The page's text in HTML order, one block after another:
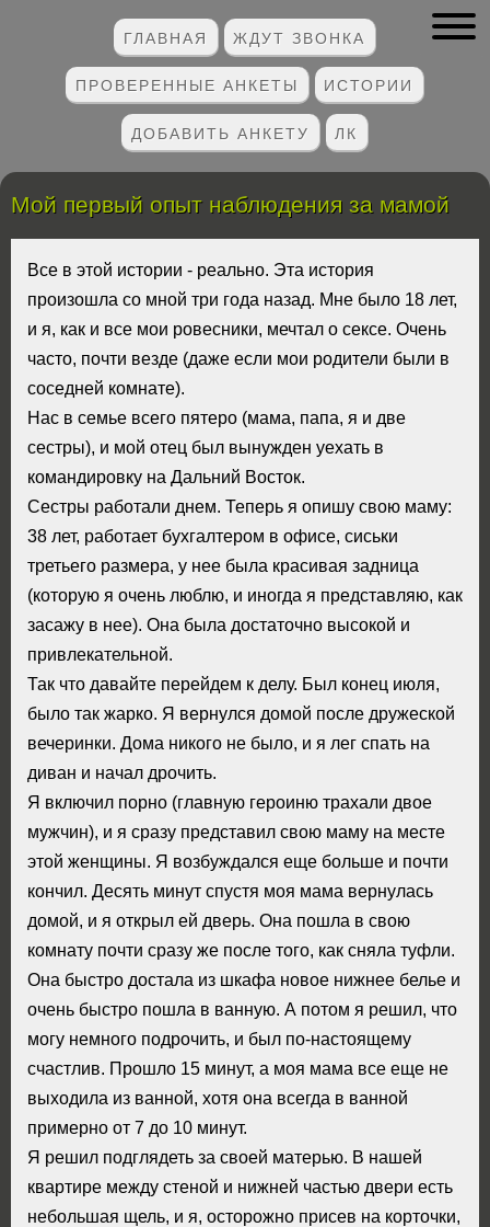
ГЛАВНАЯ ЖДУТ ЗВОНКА
ПРОВЕРЕННЫЕ АНКЕТЫ ИСТОРИИ
ДОБАВИТЬ АНКЕТУ ЛК
Мой первый опыт наблюдения за мамой
Все в этой истории - реально. Эта история
произошла со мной три года назад. Мне было 18 лет,
и я, как и все мои ровесники, мечтал о сексе. Очень
часто, почти везде (даже если мои родители были в
соседней комнате).
Нас в семье всего пятеро (мама, папа, я и две
сестры), и мой отец был вынужден уехать в
командировку на Дальний Восток.
Сестры работали днем. Теперь я опишу свою маму:
38 лет, работает бухгалтером в офисе, сиськи
третьего размера, у нее была красивая задница
(которую я очень люблю, и иногда я представляю, как
засажу в нее). Она была достаточно высокой и
привлекательной.
Так что давайте перейдем к делу. Был конец июля,
было так жарко. Я вернулся домой после дружеской
вечеринки. Дома никого не было, и я лег спать на
диван и начал дрочить.
Я включил порно (главную героиню трахали двое
мужчин), и я сразу представил свою маму на месте
этой женщины. Я возбуждался еще больше и почти
кончил. Десять минут спустя моя мама вернулась
домой, и я открыл ей дверь. Она пошла в свою
комнату почти сразу же после того, как сняла туфли.
Она быстро достала из шкафа новое нижнее белье и
очень быстро пошла в ванную. А потом я решил, что
могу немного подрочить, и был по-настоящему
счастлив. Прошло 15 минут, а моя мама все еще не
выходила из ванной, хотя она всегда в ванной
примерно от 7 до 10 минут.
Я решил подглядеть за своей матерью. В нашей
квартире между стеной и нижней частью двери есть
небольшая щель, и я, осторожно присев на корточки,